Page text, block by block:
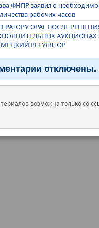
ФНПР заявил о
рабочих часов
OPAL ПОСЛЕ
АУКЦИОНАХ
РЕГУЛЯТОР
отключены.
возможна только со